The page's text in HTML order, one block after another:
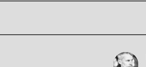
Chviličku.